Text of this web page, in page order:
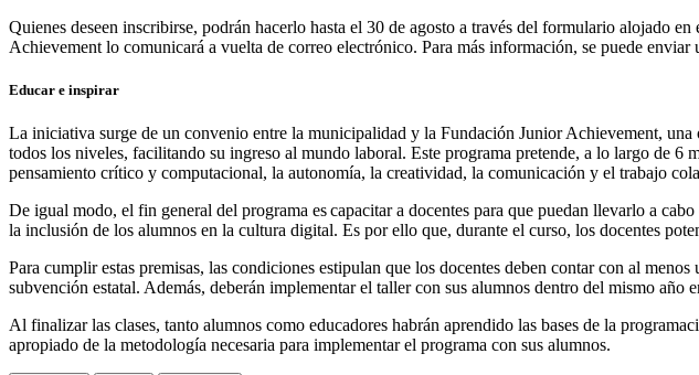
Quienes deseen inscribirse, podrán hacerlo hasta el 30 de agosto a través del formulario alojado en
Achievement lo comunicará a vuelta de correo electrónico. Para más información, se puede enviar
Educar e inspirar
La iniciativa surge de un convenio entre la municipalidad y la Fundación Junior Achievement,
todos los niveles, facilitando su ingreso al mundo laboral. Este programa pretende, a lo largo de
pensamiento crítico y computacional, la autonomía, la creatividad, la comunicación y el trabajo
De igual modo, el fin general del programa es capacitar a docentes para que puedan llevarlo a
la inclusión de los alumnos en la cultura digital. Es por ello que, durante el curso, los docentes
Para cumplir estas premisas, las condiciones estipulan que los docentes deben contar con al
subvención estatal. Además, deberán implementar el taller con sus alumnos dentro del mismo año
Al finalizar las clases, tanto alumnos como educadores habrán aprendido las bases de la
apropiado de la metodología necesaria para implementar el programa con sus alumnos.